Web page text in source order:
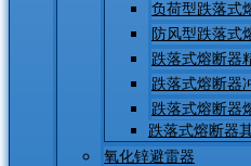
负荷型跌落式
防风型跌落式
跌落式熔断器
跌落式熔断器
跌落式熔断器
跌落式熔断器
氧化锌避雷器